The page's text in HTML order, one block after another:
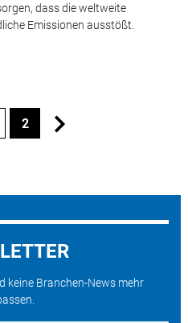
dass die weltweite
Emissionen ausstößt.
2
keine Branchen-News mehr